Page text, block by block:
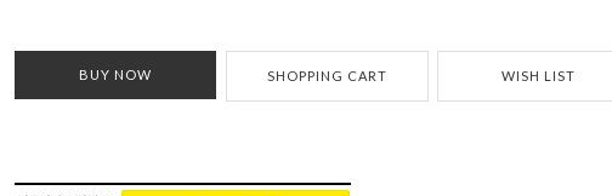
BUY NOW SHOPPING CART WISH LIST